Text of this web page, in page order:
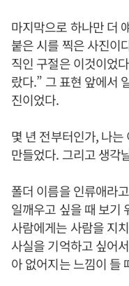
마지막으로 하나만 더
붙은 시를 찍은 사진이
직인 구절은 이것이었
랐다.” 그 표현 앞에서
진이었다.
몇 년 전부터인가, 나
만들었다. 그리고 생각
폴더 이름을 인류애라
일깨우고 싶을 때 보기
사람에게는 사람을 지
사실을 기억하고 싶어
아 없어지는 느낌이 들